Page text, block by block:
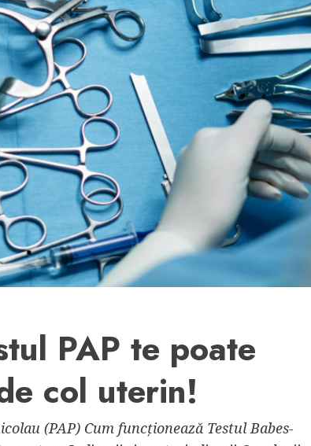
PAP te poate
col uterin!
(PAP) Cum funcționează Testul Babes-